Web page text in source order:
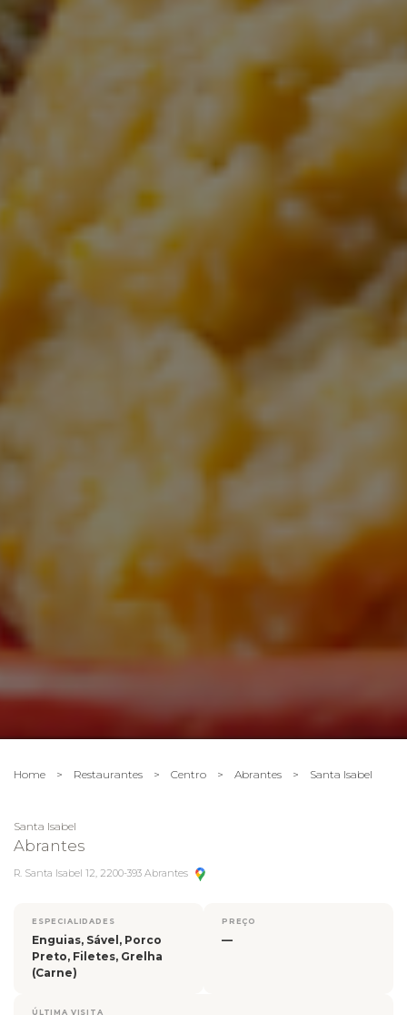
Home > Restaurantes > Centro > Abrantes > Santa Isabel
Santa Isabel
Abrantes
R. Santa Isabel 12, 2200-393 Abrantes
ESPECIALIDADES
Enguias, Sável, Porco
Preto, Filetes, Grelha
(Carne)
PREÇO
—
ÚLTIMA VISITA